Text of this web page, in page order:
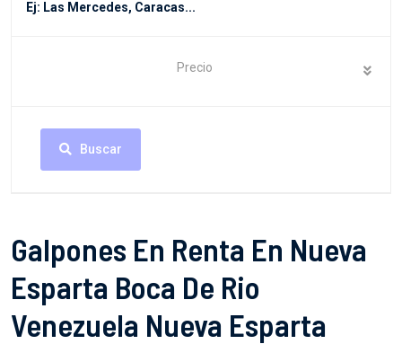
Precio
Buscar
Galpones En Renta En Nueva
Esparta Boca De Rio
Venezuela Nueva Esparta